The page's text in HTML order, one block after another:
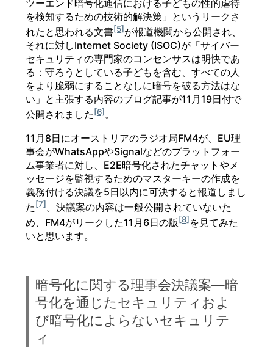
ツーエンド暗号化通信における子どもの性的虐待
を検知するための技術的解決策」というリークさ
れたと思われる文書[5] が報道機関から公開され、
それに対しInternet Society (ISOC)が「サイバー
セキュリティの専門家のコンセンサスは明快であ
る：守ろうとしている子どもを含む、すべての人
をより脆弱にすることなしに暗号を破る方法はな
い」と主張する内容のブログ記事が11月19日付で
公開されました[6]。
11月8日にオーストリアのラジオ局FM4が、EU理
事会がWhatsAppやSignalなどのプラットフォー
ム事業者に対し、E2E暗号化されたチャットやメ
ッセージを監視するためのマスターキーの作成を
義務付ける決議を5日以内に可決すると報道しまし
た[7]。決議案の内容は一般公開されていないた
め、FM4がリークした11月6日の版 [8] を見てみた
いと思います。
暗号化に関する理事会決議案―暗
号化を通じたセキュリティおよ
び暗号化によらないセキュリテ
ィ